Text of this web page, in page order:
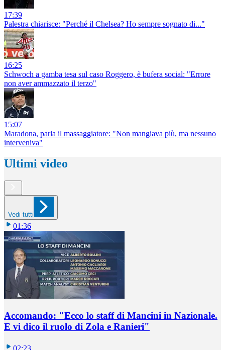
17:39
Palestra chiarisce: "Perché il Chelsea? Ho sempre sognato di..."
16:25
Schwoch a gamba tesa sul caso Roggero, è bufera social: "Errore
non aver ammazzato il terzo"
15:07
Maradona, parla il massaggiatore: "Non mangiava più, ma nessuno
interveniva"
Ultimi video
Vedi tutti
01:36
Accomando: "Ecco lo staff di Mancini in Nazionale.
E vi dico il ruolo di Zola e Ranieri"
02:23